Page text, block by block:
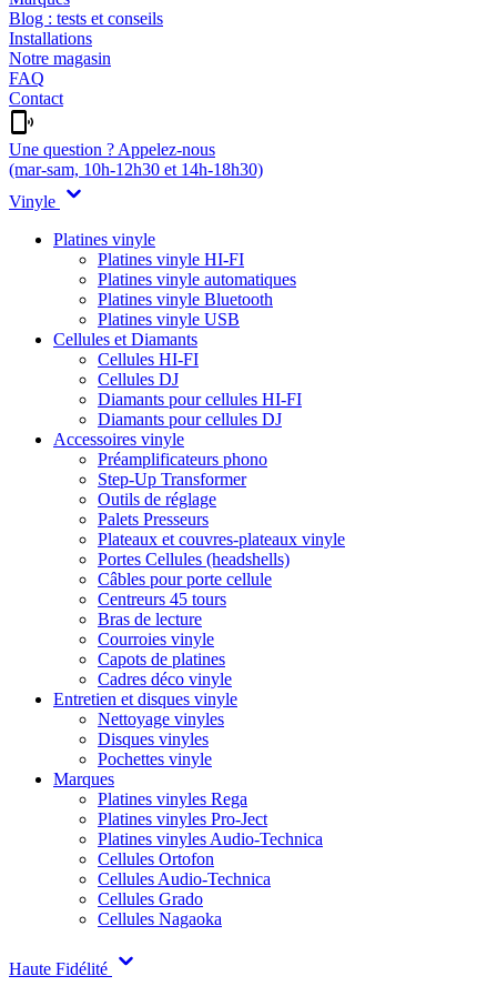
Blog : tests et conseils
Installations
Notre magasin
FAQ
Contact
Une question ? Appelez-nous
(mar-sam, 10h-12h30 et 14h-18h30)
Vinyle
Platines vinyle
Platines vinyle HI-FI
Platines vinyle automatiques
Platines vinyle Bluetooth
Platines vinyle USB
Cellules et Diamants
Cellules HI-FI
Cellules DJ
Diamants pour cellules HI-FI
Diamants pour cellules DJ
Accessoires vinyle
Préamplificateurs phono
Step-Up Transformer
Outils de réglage
Palets Presseurs
Plateaux et couvres-plateaux vinyle
Portes Cellules (headshells)
Câbles pour porte cellule
Centreurs 45 tours
Bras de lecture
Courroies vinyle
Capots de platines
Cadres déco vinyle
Entretien et disques vinyle
Nettoyage vinyles
Disques vinyles
Pochettes vinyle
Marques
Platines vinyles Rega
Platines vinyles Pro-Ject
Platines vinyles Audio-Technica
Cellules Ortofon
Cellules Audio-Technica
Cellules Grado
Cellules Nagaoka
Haute Fidélité